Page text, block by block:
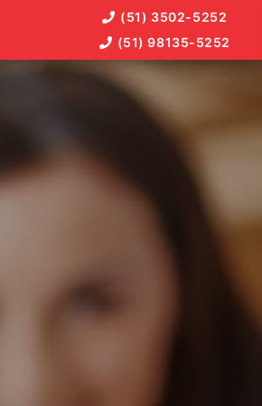
(51) 3502-5252
(51) 98135-5252